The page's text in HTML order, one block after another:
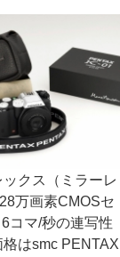
クス（ミラーレ
万画素CMOSセ
コマ/秒の連写性
はsmc PENTAX